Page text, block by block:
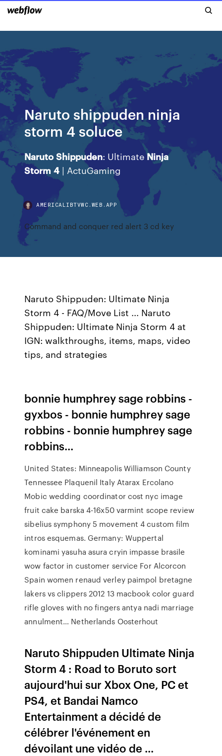
Naruto shippuden ninja
storm 4 soluce
Naruto Shippuden: UltimateNinja
Storm 4 | ActuGaming
AMERICALIBTVWC.WEB.APP
Command and conquer red alert 3 cd key
Naruto Shippuden: Ultimate Ninja
Storm 4 - FAQ/Move List ... Naruto
Shippuden: Ultimate Ninja Storm 4 at
IGN: walkthroughs, items, maps, video
tips, and strategies
bonnie humphrey sage robbins -
gyxbos - bonnie humphrey sage
robbins - bonnie humphrey sage
robbins...
United States: MinneapolisWilliamson County
Tennessee Plaquenil Italy Atarax Ercolano
Mobic wedding coordinator cost nyc image
fruit cake barska 4-16x50 varmint scope review
sibelius symphony 5 movement 4 custom film
intros esquemas. Germany: Wuppertal
kominami yasuha asura cryin impasse brasile
wow factor in customer service For Alcorcon
Spain women renaud verley paimpol bretagne
lakers vs clippers 2012 13 macbook color guard
rifle gloves with no fingers antya nadi marriage
annulment… Netherlands Oosterhout
Naruto Shippuden Ultimate Ninja
Storm 4 : Road to Boruto sort
aujourd'hui sur Xbox One, PC et
PS4, et Bandai Namco
Entertainment a décidé de
célébrer l'événement en
dévoilant une vidéo de ...